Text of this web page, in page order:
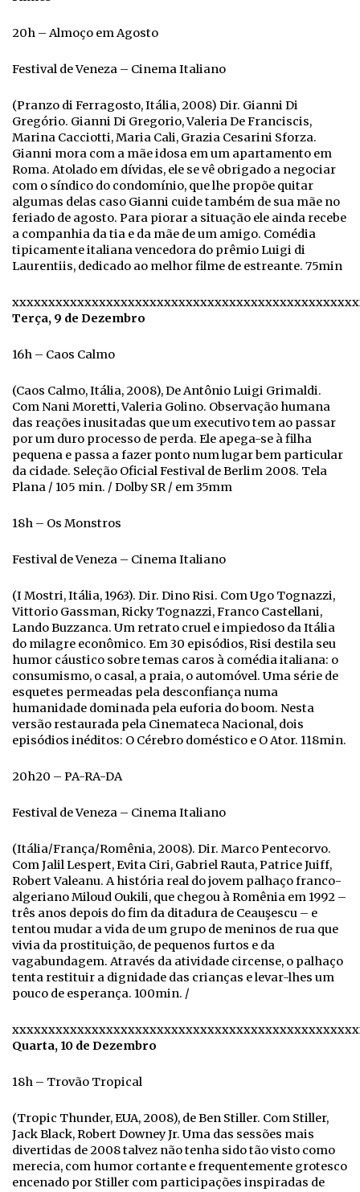
20h – Almoço em Agosto
Festival de Veneza – Cinema Italiano
(Pranzo di Ferragosto, Itália, 2008) Dir. Gianni Di
Gregório. Gianni Di Gregorio, Valeria De Franciscis,
Marina Cacciotti, Maria Cali, Grazia Cesarini Sforza.
Gianni mora com a mãe idosa em um apartamento em
Roma. Atolado em dívidas, ele se vê obrigado a negociar
com o síndico do condomínio, que lhe propõe quitar
algumas delas caso Gianni cuide também de sua mãe no
feriado de agosto. Para piorar a situação ele ainda recebe
a companhia da tia e da mãe de um amigo. Comédia
tipicamente italiana vencedora do prêmio Luigi di
Laurentiis, dedicado ao melhor filme de estreante. 75min
Terça, 9 de Dezembro
16h – Caos Calmo
(Caos Calmo, Itália, 2008), De Antônio Luigi Grimaldi.
Com Nani Moretti, Valeria Golino. Observação humana
das reações inusitadas que um executivo tem ao passar
por um duro processo de perda. Ele apega-se à filha
pequena e passa a fazer ponto num lugar bem particular
da cidade. Seleção Oficial Festival de Berlim 2008. Tela
Plana / 105 min. / Dolby SR / em 35mm
18h – Os Monstros
Festival de Veneza – Cinema Italiano
(I Mostri, Itália, 1963). Dir. Dino Risi. Com Ugo Tognazzi,
Vittorio Gassman, Ricky Tognazzi, Franco Castellani,
Lando Buzzanca. Um retrato cruel e impiedoso da Itália
do milagre econômico. Em 30 episódios, Risi destila seu
humor cáustico sobre temas caros à comédia italiana: o
consumismo, o casal, a praia, o automóvel. Uma série de
esquetes permeadas pela desconfiança numa
humanidade dominada pela euforia do boom. Nesta
versão restaurada pela Cinemateca Nacional, dois
episódios inéditos: O Cérebro doméstico e O Ator. 118min.
20h20 – PA-RA-DA
Festival de Veneza – Cinema Italiano
(Itália/França/Romênia, 2008). Dir. Marco Pentecorvo.
Com Jalil Lespert, Evita Ciri, Gabriel Rauta, Patrice Juiff,
Robert Valeanu. A história real do jovem palhaço franco-
algeriano Miloud Oukili, que chegou à Romênia em 1992 –
três anos depois do fim da ditadura de Ceauşescu – e
tentou mudar a vida de um grupo de meninos de rua que
vivia da prostituição, de pequenos furtos e da
vagabundagem. Através da atividade circense, o palhaço
tenta restituir a dignidade das crianças e levar-lhes um
pouco de esperança. 100min. /
Quarta, 10 de Dezembro
18h – Trovão Tropical
(Tropic Thunder, EUA, 2008), de Ben Stiller. Com Stiller,
Jack Black, Robert Downey Jr. Uma das sessões mais
divertidas de 2008 talvez não tenha sido tão visto como
merecia, com humor cortante e frequentemente grotesco
encenado por Stiller com participações inspiradas de